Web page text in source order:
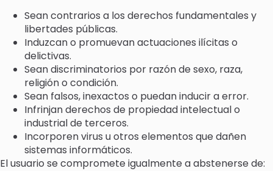
Sean contrarios a los derechos fundamentales y
libertades públicas.
Induzcan o promuevan actuaciones ilícitas o
delictivas.
Sean discriminatorios por razón de sexo, raza,
religión o condición.
Sean falsos, inexactos o puedan inducir a error.
Infrinjan derechos de propiedad intelectual o
industrial de terceros.
Incorporen virus u otros elementos que dañen
sistemas informáticos.
El usuario se compromete igualmente a abstenerse de: